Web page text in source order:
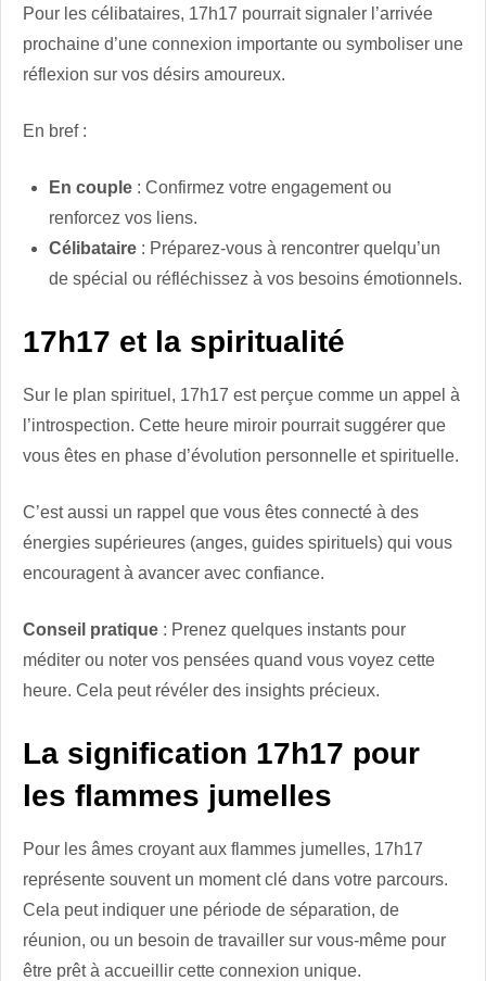
Pour les célibataires, 17h17 pourrait signaler l’arrivée
prochaine d’une connexion importante ou symboliser une
réflexion sur vos désirs amoureux.
En bref :
En couple : Confirmez votre engagement ou
renforcez vos liens.
Célibataire : Préparez-vous à rencontrer quelqu’un
de spécial ou réfléchissez à vos besoins émotionnels.
17h17 et la spiritualité
Sur le plan spirituel, 17h17 est perçue comme un appel à
l’introspection. Cette heure miroir pourrait suggérer que
vous êtes en phase d’évolution personnelle et spirituelle.
C’est aussi un rappel que vous êtes connecté à des
énergies supérieures (anges, guides spirituels) qui vous
encouragent à avancer avec confiance.
Conseil pratique : Prenez quelques instants pour
méditer ou noter vos pensées quand vous voyez cette
heure. Cela peut révéler des insights précieux.
La signification 17h17 pour
les flammes jumelles
Pour les âmes croyant aux flammes jumelles, 17h17
représente souvent un moment clé dans votre parcours.
Cela peut indiquer une période de séparation, de
réunion, ou un besoin de travailler sur vous-même pour
être prêt à accueillir cette connexion unique.